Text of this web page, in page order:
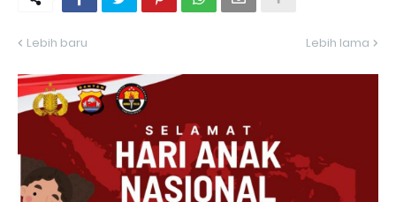
Lebih baru Lebih lama